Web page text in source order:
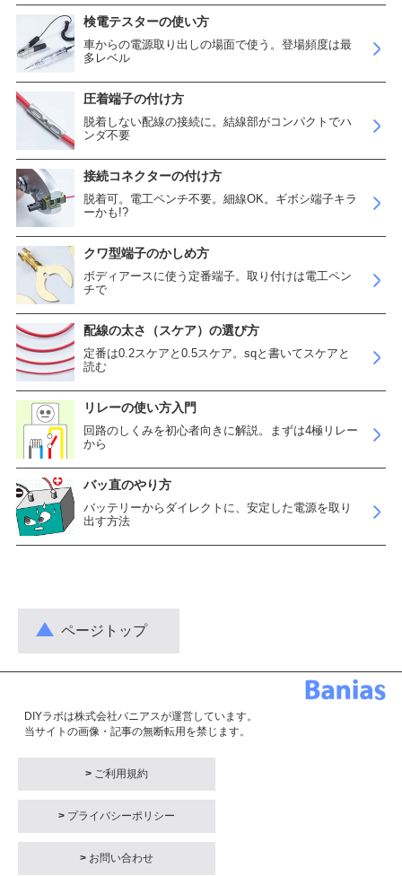
検電テスターの使い方
車からの電源取り出しの場面で使う。登場頻度は最
多レベル
圧着端子の付け方
脱着しない配線の接続に。結線部がコンパクトでハ
ンダ不要
接続コネクターの付け方
脱着可。電工ペンチ不要。細線OK。ギボシ端子キラ
ーかも!?
クワ型端子のかしめ方
ボディアースに使う定番端子。取り付けは電工ペン
チで
配線の太さ（スケア）の選び方
定番は0.2スケアと0.5スケア。sqと書いてスケアと
読む
リレーの使い方入門
回路のしくみを初心者向きに解説。まずは4極リレー
から
バッ直のやり方
バッテリーからダイレクトに、安定した電源を取り
出す方法
ページトップ
DIYラボは株式会社バニアスが運営しています。
当サイトの画像・記事の無断転用を禁じます。
> ご利用規約
> プライバシーポリシー
> お問い合わせ